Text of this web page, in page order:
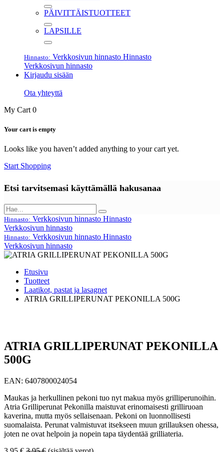
PÄIVITTÄISTUOTTEET
LAPSILLE
Hinnasto: Verkkosivun hinnasto Hinnasto
Verkkosivun hinnasto
Kirjaudu sisään
Ota yhteyttä
My Cart 0
Your cart is empty
Looks like you haven’t added anything to your cart yet.
Start Shopping
Etsi tarvitsemasi käyttämällä hakusanaa
Hinnasto: Verkkosivun hinnasto Hinnasto
Verkkosivun hinnasto
Hinnasto: Verkkosivun hinnasto Hinnasto
Verkkosivun hinnasto
Etusivu
Tuotteet
Laatikot, pastat ja lasagnet
ATRIA GRILLIPERUNAT PEKONILLA 500G
ATRIA GRILLIPERUNAT PEKONILLA
500G
EAN: 6407800024054
Maukas ja herkullinen pekoni tuo nyt makua myös grilliperunoihin.
Atria Grilliperunat Pekonilla maistuvat erinomaisesti grilliruoan
kaverina, mutta myös sellaisenaan. Pekoni on luonnollisesti
suomalaista. Perunat valmistuvat itsekseen muun grillauksen ohessa,
joten ne ovat helpoin ja nopein tapa täydentää grilliateria.